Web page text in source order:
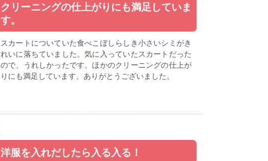
クリーニングの仕上がりにも満足していま
す。
スカートについていた食べこぼしらしき小さいシミがき
れいに落ちていました。気に入っていたスカートだった
ので、うれしかったです。ほかのクリーニングの仕上が
りにも満足しています。ありがとうございました。
洋服を入れだしたら入る入る！